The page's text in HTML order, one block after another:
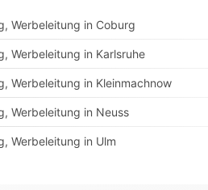
Werbeleitung in Coburg
Werbeleitung in Karlsruhe
Werbeleitung in Kleinmachnow
Werbeleitung in Neuss
Werbeleitung in Ulm